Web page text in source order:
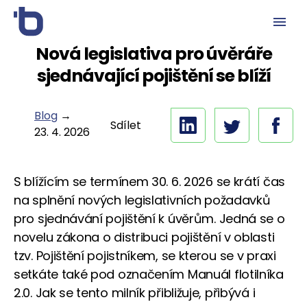
Nová legislativa pro úvěráře
sjednávající pojištění se blíží
Blog →
23. 4. 2026
Sdílet
S blížícím se termínem 30. 6. 2026 se krátí čas
na splnění nových legislativních požadavků
pro sjednávání pojištění k úvěrům. Jedná se o
novelu zákona o distribuci pojištění v oblasti
tzv. Pojištění pojistníkem, se kterou se v praxi
setkáte také pod označením Manuál flotilníka
2.0. Jak se tento milník přibližuje, přibývá i